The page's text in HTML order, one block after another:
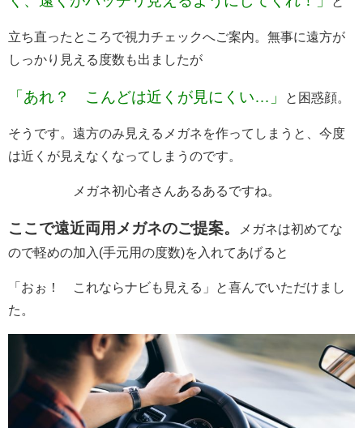
立ち直ったところで視力チェックへご案内。無事に遠方が
しっかり見える度数も出ましたが
「あれ？ こんどは近くが見にくい…」 と困惑顔。
そうです。遠方のみ見えるメガネを作ってしまうと、今度
は近くが見えなくなってしまうのです。
メガネ初心者さんあるあるですね。
ここで遠近両用メガネのご提案。
メガネは初めてな
ので軽めの加入(手元用の度数)を入れてあげると
「おぉ！ これならナビも見える」と喜んでいただけまし
た。